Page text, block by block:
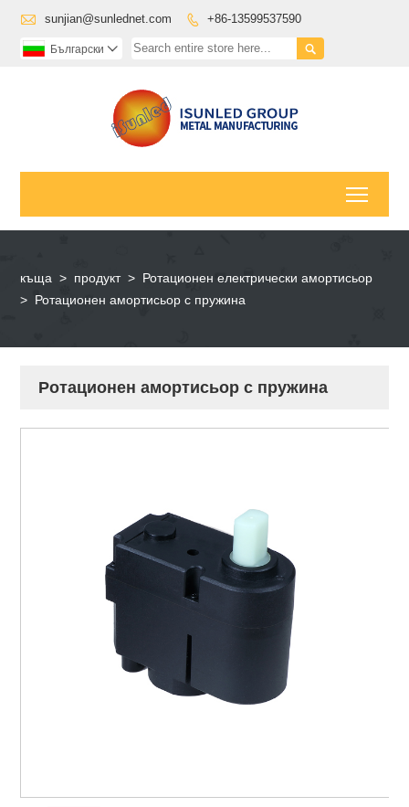
 sunjian@sunlednet.com  +86-13599537590

Български 
къща > продукт > Ротационен електрически амортисьор
> Ротационен амортисьор с пружина
Ротационен амортисьор с пружина